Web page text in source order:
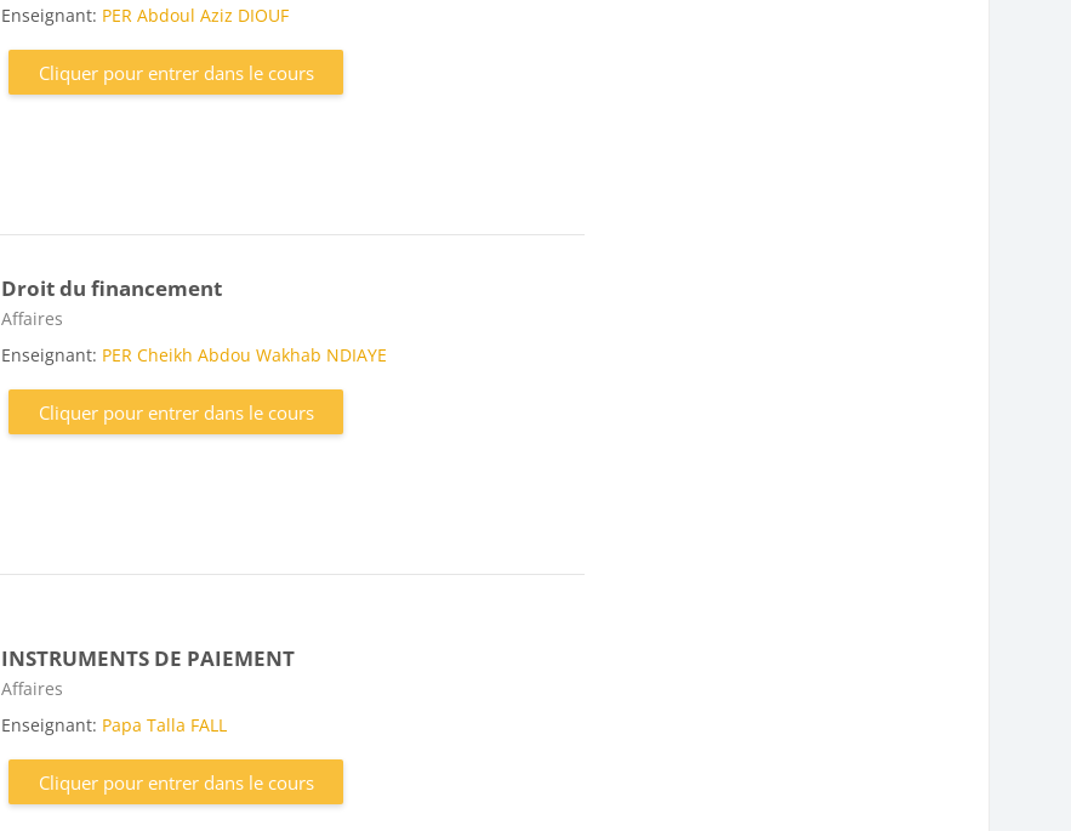
Enseignant: PER Abdoul Aziz DIOUF
Cliquer pour entrer dans le cours
Droit du financement
Catégorie de cours
Affaires
Enseignant: PER Cheikh Abdou Wakhab NDIAYE
Cliquer pour entrer dans le cours
INSTRUMENTS DE PAIEMENT
Catégorie de cours
Affaires
Enseignant: Papa Talla FALL
Cliquer pour entrer dans le cours